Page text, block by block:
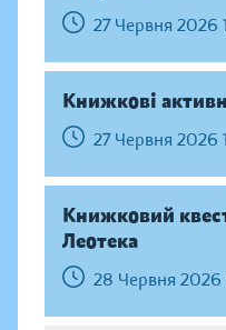
27 Червня 2026
Книжкові
27 Червня 2026
Книжковий
Леотека
28 Червня 2026